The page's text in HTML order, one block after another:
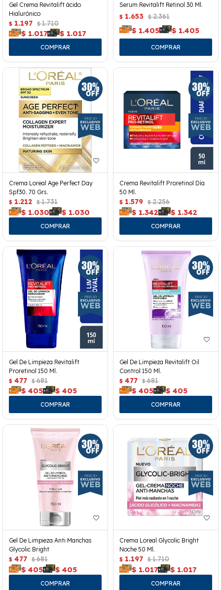
Gel Crema Revitalift ácido
Hialurónico
$ 1.197 $ 1.710
$ 1.017 $ 1.017
Serum Revitalift Retinol 30 Ml.
$ 1.653 $ 2.361
$ 1.405 $ 1.405
Crema Loreal Age Perfect Day
Spf30. 70 Grs.
$ 1.212 $ 1.731
$ 1.030 $ 1.030
Crema Revitalift Proretinol Día
50 Ml.
$ 1.579 $ 2.256
$ 1.342 $ 1.342
Gel De Limpieza Revitalift
Proretinol 150 Ml.
$ 477 $ 681
$ 405 $ 405
Gel De Limpieza Revitalift Oil
Control 150 Ml.
$ 477 $ 681
$ 405 $ 405
Gel De Limpieza Anti Manchas
Glycolic Bright
$ 477 $ 681
$ 405 $ 405
Crema Loreal Glycolic Bright
Noche 50 Ml.
$ 1.197 $ 1.710
$ 1.017 $ 1.017